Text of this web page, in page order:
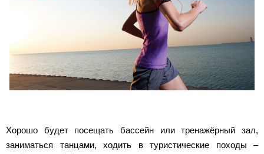
Хорошо будет посещать бассейн или тренажёрный зал,
заниматься танцами, ходить в туристические походы –